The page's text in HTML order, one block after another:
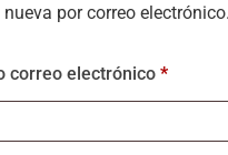
por correo electrónico.
correo electrónico *